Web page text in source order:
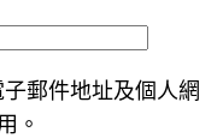
郵件地址及個人網
。